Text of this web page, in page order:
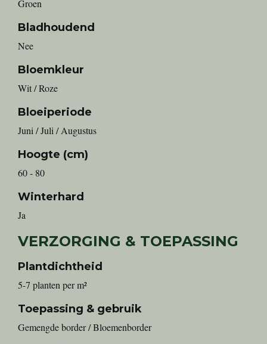
Groen
Bladhoudend
Nee
Bloemkleur
Wit / Roze
Bloeiperiode
Juni / Juli / Augustus
Hoogte (cm)
60 - 80
Winterhard
Ja
VERZORGING & TOEPASSING
Plantdichtheid
5-7 planten per m²
Toepassing & gebruik
Gemengde border / Bloemenborder